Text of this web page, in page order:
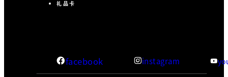
礼品卡
facebook instagram